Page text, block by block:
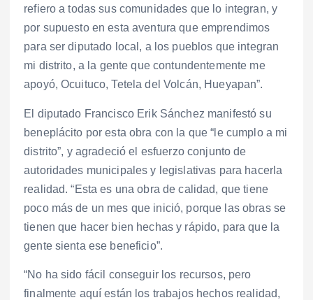
refiero a todas sus comunidades que lo integran, y
por supuesto en esta aventura que emprendimos
para ser diputado local, a los pueblos que integran
mi distrito, a la gente que contundentemente me
apoyó, Ocuituco, Tetela del Volcán, Hueyapan”.
El diputado Francisco Erik Sánchez manifestó su
beneplácito por esta obra con la que “le cumplo a mi
distrito”, y agradeció el esfuerzo conjunto de
autoridades municipales y legislativas para hacerla
realidad. “Esta es una obra de calidad, que tiene
poco más de un mes que inició, porque las obras se
tienen que hacer bien hechas y rápido, para que la
gente sienta ese beneficio”.
“No ha sido fácil conseguir los recursos, pero
finalmente aquí están los trabajos hechos realidad,